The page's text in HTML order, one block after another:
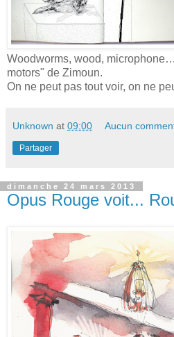
Woodworms, wood,
motors" de Zimoun.
On ne peut pas tout voir, on ne
Unknown at 09:00 Aucun
Partager
dimanche 24 mars 2013
Opus Rouge voit...